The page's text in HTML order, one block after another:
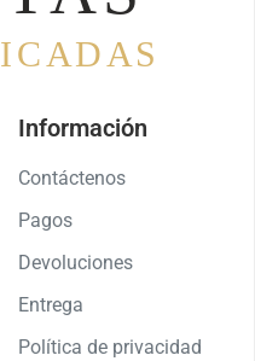
Información
Contáctenos
Pagos
Devoluciones
Entrega
Política de privacidad